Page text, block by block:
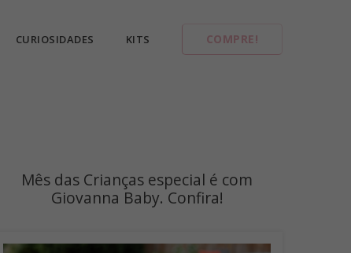
CURIOSIDADES KITS COMPRE!
Mês das Crianças especial é com
Giovanna Baby. Confira!